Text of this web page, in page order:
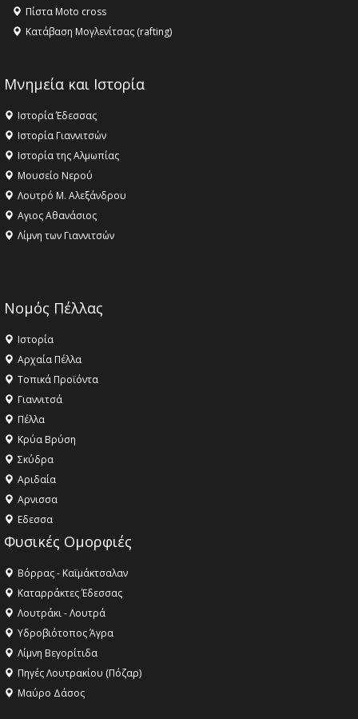
Πίστα Moto cross
Κατάβαση Μογλενίτσας (rafting)
Μνημεία και Ιστορία
Ιστορία Έδεσσας
Ιστορία Γιαννιτσών
Ιστορία της Αλμωπίας
Μουσείο Νερού
Λουτρό Μ. Αλεξάνδρου
Αγιος Αθανάσιος
Λίμνη των Γιαννιτσών
Νομός Πέλλας
Ιστορία
Αρχαία Πέλλα
Τοπικά Προϊόντα
Γιαννιτσά
Πέλλα
Κρύα Βρύση
Σκύδρα
Αριδαία
Aρνισσα
Eδεσσα
Φυσικές Ομορφιές
Βόρρας - Καϊμάκτσαλαν
Καταρράκτες Έδεσσας
Λουτράκι - Λουτρά
Υδροβιότοπος Άγρα
Λίμνη Βεγορίτιδα
Πηγές Λουτρακίου (Πόζαρ)
Μαύρο Δάσος